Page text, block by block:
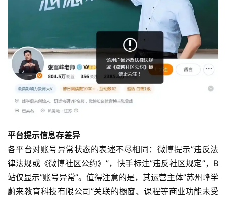
平台提示信息存差异
各平台对账号异常状态的表述不尽相同：微博提示”违反法
律法规或《微博社区公约》”，快手标注”违反社区规定”，B
站仅显示”账号异常”。值得注意的是，其运营主体”苏州峰学
蔚来教育科技有限公司”关联的橱窗、课程等商业功能未受